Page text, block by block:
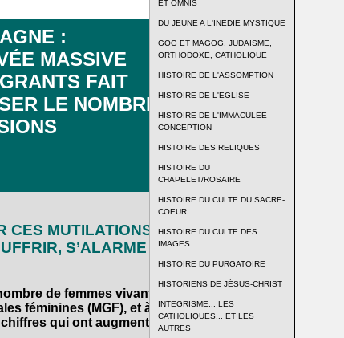
ET OMNIS
DU JEUNE A L'INEDIE MYSTIQUE
GOG ET MAGOG, JUDAISME,
ORTHODOXE, CATHOLIQUE
HISTOIRE DE L'ASSOMPTION
HISTOIRE DE L'EGLISE
HISTOIRE DE L'IMMACULEE
CONCEPTION
HISTOIRE DES RELIQUES
HISTOIRE DU
CHAPELET/ROSAIRE
HISTOIRE DU CULTE DU SACRE-
COEUR
HISTOIRE DU CULTE DES
IMAGES
HISTOIRE DU PURGATOIRE
HISTORIENS DE JÉSUS-CHRIST
INTEGRISME... LES
CATHOLIQUES... ET LES
AUTRES
:
MASSIVE
FAIT
LE NOMBRE
CES MUTILATIONS
S’ALARME
de femmes vivant
féminines (MGF), et à
qui ont augmenté